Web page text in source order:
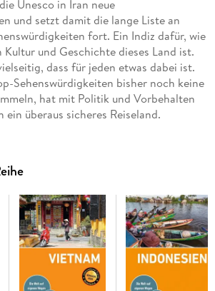
Unesco in Iran neue
und setzt damit die lange Liste an
fort. Ein Indiz dafür, wie
und Geschichte dieses Land ist.
dass für jeden etwas dabei ist.
Sehenswürdigkeiten bisher noch keine
hat mit Politik und Vorbehalten
ein überaus sicheres Reiseland.
Loose Handbuch Iran der ideale
das Land auf eigene Faust erkunden
als Geheimtipp kaum zu glauben
kulturellen Schätze, spektakulären
sagenhaften Herzlichkeit, mit denen
Reisenden begegnen. Das Stefan
Iran führt zu den absoluten Topzielen
und weniger bekannte Ecken.